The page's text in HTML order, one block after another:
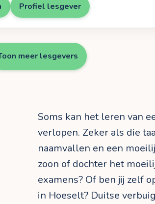
Profiel lesgever
meer lesgevers
Soms kan het leren van
verlopen. Zeker als die
naamvallen en een
zoon of dochter het
examens? Of ben jij zelf
in Hoeselt? Duitse